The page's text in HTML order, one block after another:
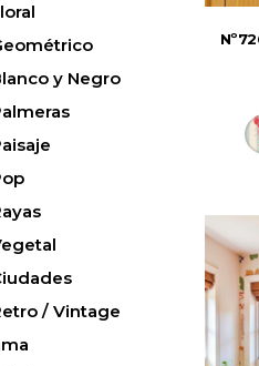
y Negro
/ Vintage